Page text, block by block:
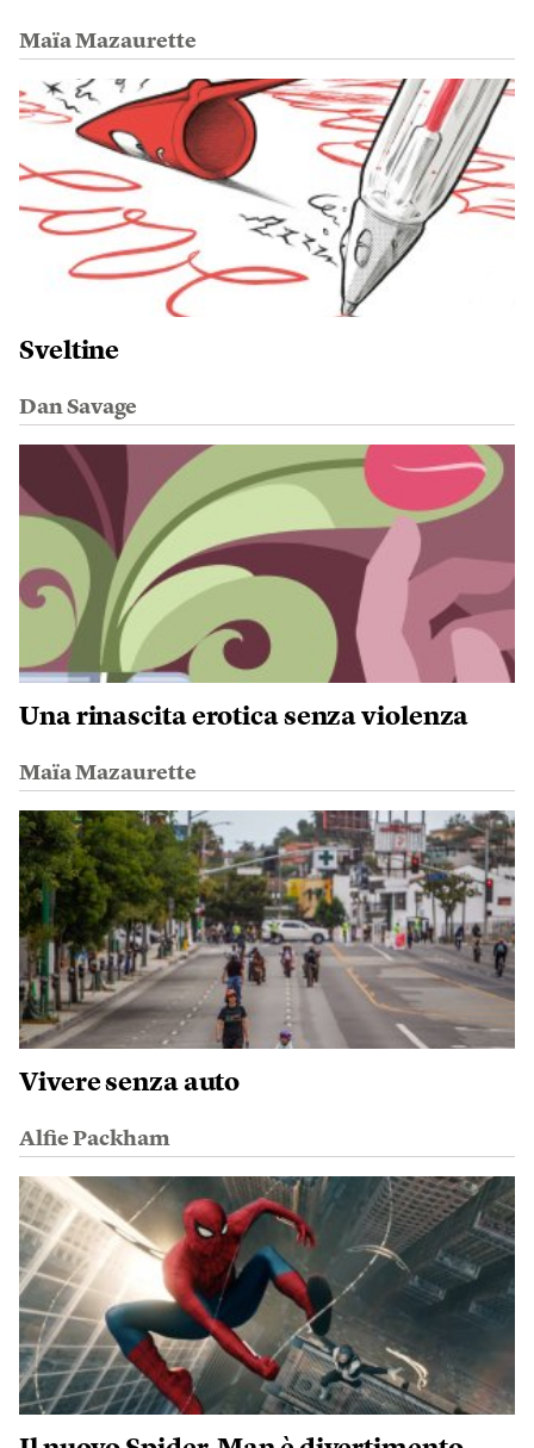
Maïa Mazaurette
Sveltine
Dan Savage
Una rinascita erotica senza violenza
Maïa Mazaurette
Vivere senza auto
Alfie Packham